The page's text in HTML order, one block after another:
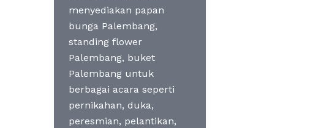
menyediakan papan
bunga Palembang,
standing flower
Palembang, buket
Palembang untuk
berbagai acara seperti
pernikahan, duka,
peresmian, pelantikan,